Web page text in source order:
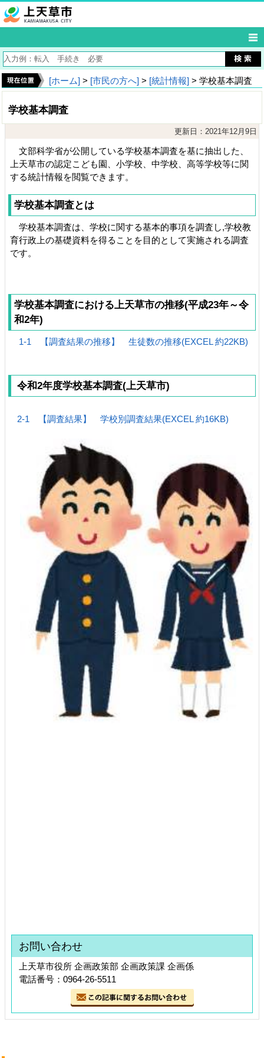
[ホーム] > [市民の方へ] > [統計情報] > 学校基本調査
学校基本調査
更新日：2021年12月9日
文部科学省が公開している学校基本調査を基に抽出した、
上天草市の認定こども園、小学校、中学校、高等学校等に関
する統計情報を閲覧できます。
学校基本調査とは
学校基本調査は、学校に関する基本的事項を調査し,学校教
育行政上の基礎資料を得ることを目的として実施される調査
です。
学校基本調査における上天草市の推移(平成23年～令
和2年)
1-1 【調査結果の推移】 生徒数の推移(EXCEL 約22KB)
令和2年度学校基本調査(上天草市)
2-1 【調査結果】 学校別調査結果(EXCEL 約16KB)
お問い合わせ
上天草市役所 企画政策部 企画政策課 企画係
電話番号：0964-26-5511